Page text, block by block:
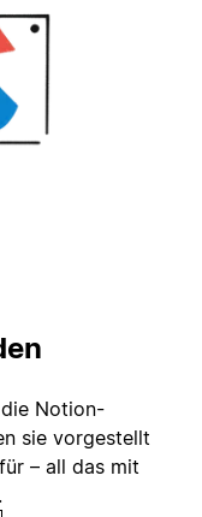
Notion-
sie vorgestellt
– all das mit